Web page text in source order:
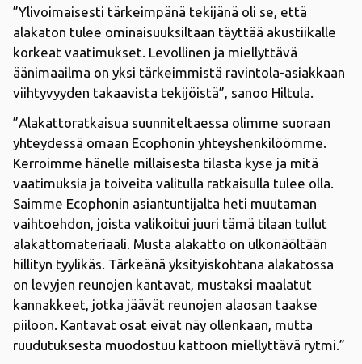
”Ylivoimaisesti tärkeimpänä tekijänä oli se, että
alakaton tulee ominaisuuksiltaan täyttää akustiikalle
korkeat vaatimukset. Levollinen ja miellyttävä
äänimaailma on yksi tärkeimmistä ravintola-asiakkaan
viihtyvyyden takaavista tekijöistä”, sanoo Hiltula.
”Alakattoratkaisua suunniteltaessa olimme suoraan
yhteydessä omaan Ecophonin yhteyshenkilöömme.
Kerroimme hänelle millaisesta tilasta kyse ja mitä
vaatimuksia ja toiveita valitulla ratkaisulla tulee olla.
Saimme Ecophonin asiantuntijalta heti muutaman
vaihtoehdon, joista valikoitui juuri tämä tilaan tullut
alakattomateriaali. Musta alakatto on ulkonäöltään
hillityn tyylikäs. Tärkeänä yksityiskohtana alakatossa
on levyjen reunojen kantavat, mustaksi maalatut
kannakkeet, jotka jäävät reunojen alaosan taakse
piiloon. Kantavat osat eivät näy ollenkaan, mutta
ruudutuksesta muodostuu kattoon miellyttävä rytmi.”